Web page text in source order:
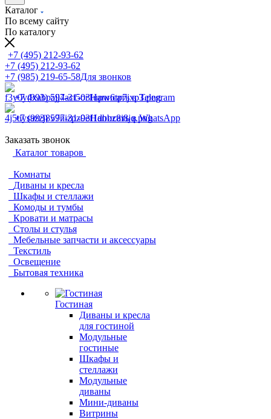
Каталог
По всему сайту
По каталогу
+7 (495) 212-93-62
+7 (495) 212-93-62
+7 (985) 219-65-58Для звонков
+7 (993) 597-31-03Написать в Telegram
+7 (993) 597-31-03Написать в WhatsApp
Заказать звонок
Каталог товаров
Комнаты
Диваны и кресла
Шкафы и стеллажи
Комоды и тумбы
Кровати и матрасы
Столы и стулья
Мебельные запчасти и аксессуары
Текстиль
Освещение
Бытовая техника
Гостиная
Диваны и кресла
для гостиной
Модульные
гостиные
Шкафы и
стеллажи
Модульные
диваны
Мини-диваны
Витрины